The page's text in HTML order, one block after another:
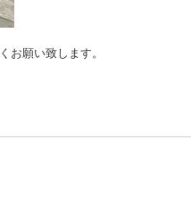
お願い致します。